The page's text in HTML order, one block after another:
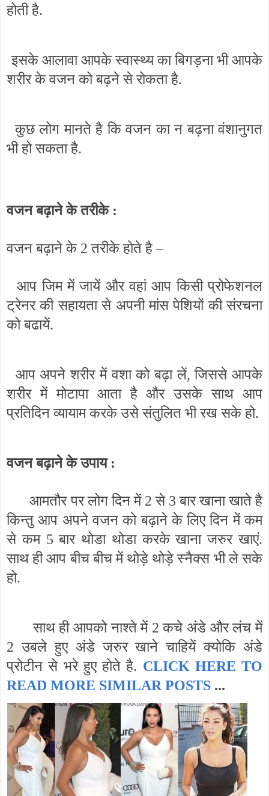
होती है.
इसके आलावा आपके स्वास्थ्य का बिगड़ना भी आपके
शरीर के वजन को बढ़ने से रोकता है.
कुछ लोग मानते है कि वजन का न बढ़ना वंशानुगत
भी हो सकता है.
वजन बढ़ाने के तरीके :
वजन बढ़ाने के 2 तरीके होते है –
आप जिम में जायें और वहां आप किसी प्रोफेशनल
ट्रेनर की सहायता से अपनी मांस पेशियों की संरचना
को बढायें.
आप अपने शरीर में वशा को बढ़ा लें, जिससे आपके
शरीर में मोटापा आता है और उसके साथ आप
प्रतिदिन व्यायाम करके उसे संतुलित भी रख सके हो.
वजन बढ़ाने के उपाय :
आमतौर पर लोग दिन में 2 से 3 बार खाना खाते है
किन्तु आप अपने वजन को बढ़ाने के लिए दिन में कम
से कम 5 बार थोडा थोडा करके खाना जरुर खाएं.
साथ ही आप बीच बीच में थोड़े थोड़े स्नैक्स भी ले सके
हो.
साथ ही आपको नाश्ते में 2 कचे अंडे और लंच में
2 उबले हुए अंडे जरुर खाने चाहियें क्योकि अंडे
प्रोटीन से भरे हुए होते है. CLICK HERE TO
READ MORE SIMILAR POSTS ...